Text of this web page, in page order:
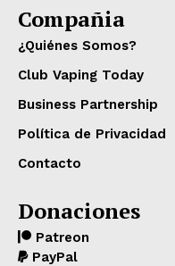
Compañia
¿Quiénes Somos?
Club Vaping Today
Business Partnership
Política de Privacidad
Contacto
Donaciones
Patreon
PayPal